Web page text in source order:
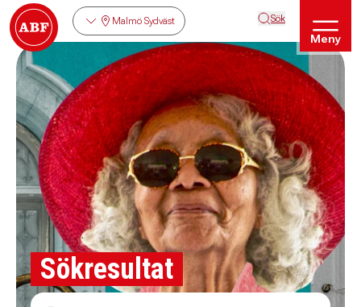
Malmö Sydväst Sök
Meny
Sökresultat